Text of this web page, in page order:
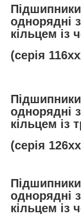
Підшипники
однорядні
кільцем із
(серія
Підшипники
однорядні
кільцем із
(серія
Підшипники
однорядні
кільцем із